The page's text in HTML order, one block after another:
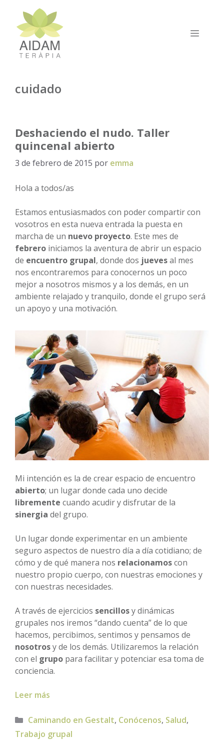
contenido
cuidado
Deshaciendo el nudo. Taller
quincenal abierto
3 de febrero de 2015 por emma
Hola a todos/as
Estamos entusiasmados con poder compartir con
vosotros en esta nueva entrada la puesta en
marcha de un nuevo proyecto. Este mes de
febrero iniciamos la aventura de abrir un espacio
de encuentro grupal, donde dos juevesal mes
nos encontraremos para conocernos un poco
mejor a nosotros mismos y a los demás, en un
ambiente relajado y tranquilo, donde el grupo será
un apoyo y una motivación.
Mi intención es la de crear espacio de encuentro
abierto; un lugar donde cada uno decide
libremente cuando acudir y disfrutar de la
sinergia del grupo.
Un lugar donde experimentar en un ambiente
seguro aspectos de nuestro día a día cotidiano; de
cómo y de qué manera nos relacionamoscon
nuestro propio cuerpo, con nuestras emociones y
con nuestras necesidades.
A través de ejercicios sencillosy dinámicas
grupales nos iremos “dando cuenta” de lo que
hacemos, percibimos, sentimos y pensamos de
nosotrosy de los demás. Utilizaremos la relación
con el grupo para facilitar y potenciar esa toma de
conciencia.
Leer más
Categorías
Caminando en Gestalt, Conócenos, Salud,
Trabajo grupal